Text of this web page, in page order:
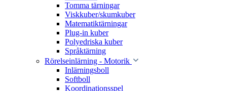
Tomma tärningar
Viskkuber/skumkuber
Matematiktärningar
Plug-in kuber
Polyedriska kuber
Språktärning
Rörelseinlärning - Motorik
Inlärningsboll
Softboll
Koordinationsspel